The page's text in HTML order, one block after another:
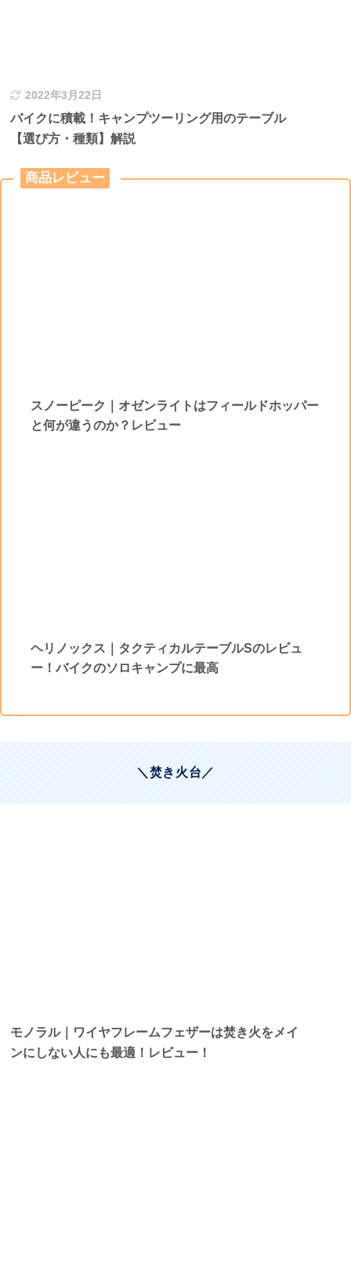
2022年3月22日
バイクに積載！キャンプツーリング用のテーブル
【選び方・種類】解説
商品レビュー
スノーピーク｜オゼンライトはフィールドホッパー
と何が違うのか？レビュー
ヘリノックス｜タクティカルテーブルSのレビュ
ー！バイクのソロキャンプに最高
＼焚き火台／
モノラル｜ワイヤフレームフェザーは焚き火をメイ
ンにしない人にも最適！レビュー！